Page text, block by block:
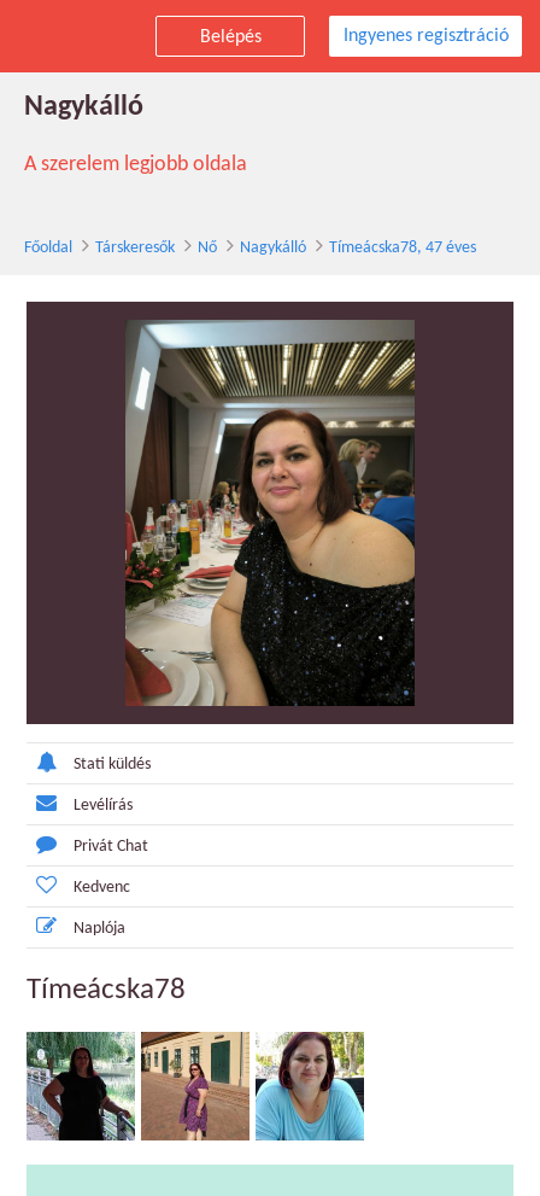
Belépés Ingyenes regisztráció
Tímeácska78 társkereső nő, 47 éves,
Nagykálló
A szerelem legjobb oldala
Főoldal Társkeresők Nő Nagykálló Tímeácska78, 47 éves
Stati küldés
Levélírás
Privát Chat
Kedvenc
Naplója
Tímeácska78